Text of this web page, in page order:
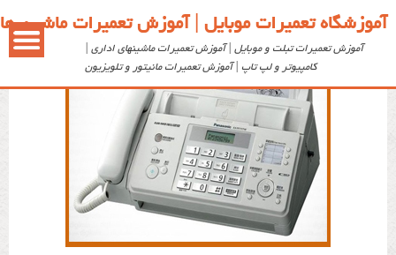
آموزشگاه تعمیرات موبایل | آموزش تعمیرات ماشین
آموزش تعمیرات تبلت و موبایل | آموزش تعمیرات ماشینهای اداری |
کامپیوتر و لپ تاپ | آموزش تعمیرات مانیتور و تلویزیون